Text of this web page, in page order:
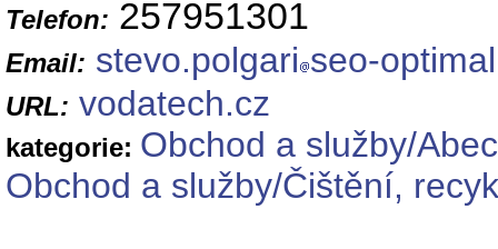
Telefon: 257951301
Email: stevo.polgari seo-
URL: vodatech.cz
kategorie: Obchod a služby/
Obchod a služby/Čištění,